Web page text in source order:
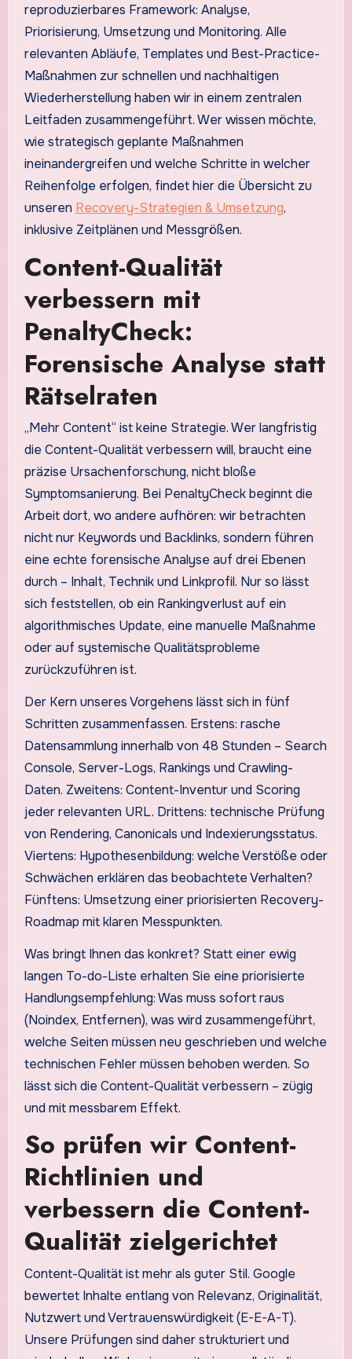
reproduzierbares Framework: Analyse,
Priorisierung, Umsetzung und Monitoring. Alle
relevanten Abläufe, Templates und Best-Practice-
Maßnahmen zur schnellen und nachhaltigen
Wiederherstellung haben wir in einem zentralen
Leitfaden zusammengeführt. Wer wissen möchte,
wie strategisch geplante Maßnahmen
ineinandergreifen und welche Schritte in welcher
Reihenfolge erfolgen, findet hier die Übersicht zu
unseren Recovery-Strategien & Umsetzung,
inklusive Zeitplänen und Messgrößen.
Content-Qualität
verbessern mit
PenaltyCheck:
Forensische Analyse statt
Rätselraten
„Mehr Content“ ist keine Strategie. Wer langfristig
die Content-Qualität verbessern will, braucht eine
präzise Ursachenforschung, nicht bloße
Symptomsanierung. Bei PenaltyCheck beginnt die
Arbeit dort, wo andere aufhören: wir betrachten
nicht nur Keywords und Backlinks, sondern führen
eine echte forensische Analyse auf drei Ebenen
durch – Inhalt, Technik und Linkprofil. Nur so lässt
sich feststellen, ob ein Rankingverlust auf ein
algorithmisches Update, eine manuelle Maßnahme
oder auf systemische Qualitätsprobleme
zurückzuführen ist.
Der Kern unseres Vorgehens lässt sich in fünf
Schritten zusammenfassen. Erstens: rasche
Datensammlung innerhalb von 48 Stunden – Search
Console, Server-Logs, Rankings und Crawling-
Daten. Zweitens: Content-Inventur und Scoring
jeder relevanten URL. Drittens: technische Prüfung
von Rendering, Canonicals und Indexierungsstatus.
Viertens: Hypothesenbildung: welche Verstöße oder
Schwächen erklären das beobachtete Verhalten?
Fünftens: Umsetzung einer priorisierten Recovery-
Roadmap mit klaren Messpunkten.
Was bringt Ihnen das konkret? Statt einer ewig
langen To-do-Liste erhalten Sie eine priorisierte
Handlungsempfehlung: Was muss sofort raus
(Noindex, Entfernen), was wird zusammengeführt,
welche Seiten müssen neu geschrieben und welche
technischen Fehler müssen behoben werden. So
lässt sich die Content-Qualität verbessern – zügig
und mit messbarem Effekt.
So prüfen wir Content-
Richtlinien und
verbessern die Content-
Qualität zielgerichtet
Content-Qualität ist mehr als guter Stil. Google
bewertet Inhalte entlang von Relevanz, Originalität,
Nutzwert und Vertrauenswürdigkeit (E-E-A-T).
Unsere Prüfungen sind daher strukturiert und